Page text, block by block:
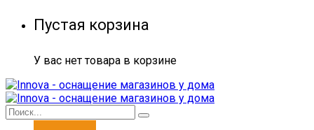
Пустая корзина
У вас нет товара в корзине